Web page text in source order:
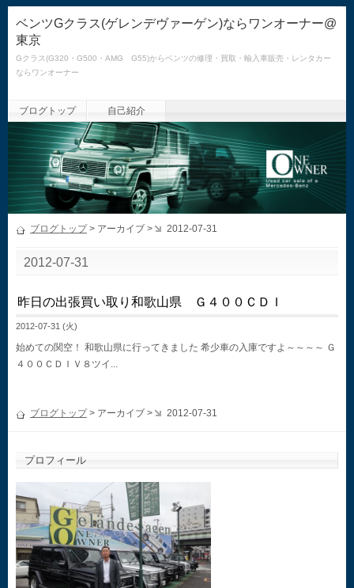
ベンツGクラス(ゲレンデヴァーゲン)ならワンオーナー@
東京
Gクラス(G320・G500・AMG G55)からベンツの修理・買取・輸入車販売・レンタカー
ならワンオーナー
ブログトップ 自己紹介
ブログトップ> アーカイブ > 2012-07-31
2012-07-31
昨日の出張買い取り和歌山県 Ｇ４００ＣＤＩ
2012-07-31 (火)
始めての関空！ 和歌山県に行ってきました 希少車の入庫ですよ～～～～ Ｇ
４００ＣＤＩＶ８ツイ...
ブログトップ> アーカイブ > 2012-07-31
プロフィール